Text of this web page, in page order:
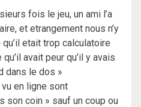
fois le jeu, un ami l’a
et etrangement nous n’y
qu’il etait trop calculatoire
qu’il avait peur qu’il y avais
dans le dos »
en ligne sont
son coin » sauf un coup ou